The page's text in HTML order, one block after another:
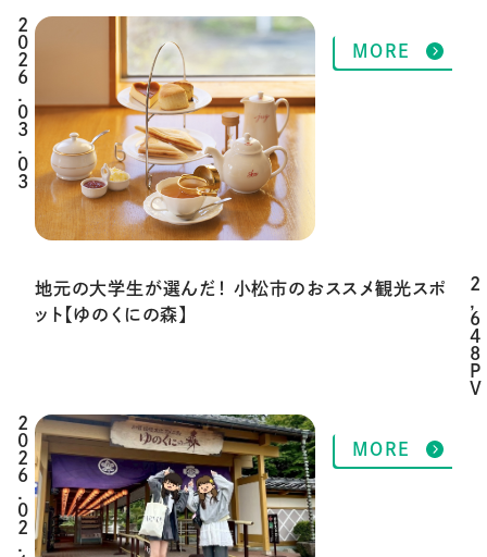
2
0
2
6
.
0
3
.
0
3
地元の大学生が選んだ！ 小松市のおススメ観光スポ
ット【ゆのくにの森】
2
,
6
4
8
P
V
2
0
2
6
.
0
2
.